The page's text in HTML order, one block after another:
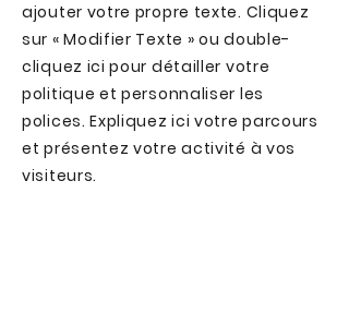
ajouter votre propre texte. Cliquez
sur « Modifier Texte » ou double-
cliquez ici pour détailler votre
politique et personnaliser les
polices. Expliquez ici votre parcours
et présentez votre activité à vos
visiteurs.